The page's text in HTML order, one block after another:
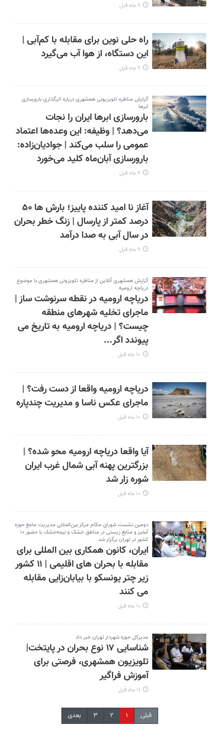
۹ ماه قبل
راه حلی نوین برای مقابله با کم‌آبی |
این دستگاه، از هوا آب می‌گیرد
۹ ماه قبل
گزارش مناظره تلویزیونی همشهری درباره اثرگذاری بارورسازی
ابرها
بارورسازی ابرها ایران را نجات
می‌دهد؟ | وظیفه: این وعده‌ها اعتماد
عمومی را سلب می‌کند | جوادیان‌زاده:
بارورسازی آبان‌ماه کلید می‌خورد
۹ ماه قبل
آغاز نا امید کننده پاییز؛ بارش‌ ها ۵۰
درصد کمتر از پارسال | زنگ خطر بحران
در سال آبی به صدا درآمد
۹ ماه قبل
گزارش همشهری آنلاین از مناظره تلویزونی همشهری با موضوع
دریاچه ارومیه
دریاچه ارومیه در نقطه سرنوشت ساز |
ماجرای تخلیه شهرهای منطقه
چیست؟ | دریاچه ارومیه به تاریخ می
پیوندد اگر...
۱۰ ماه قبل
دریاچه ارومیه واقعا از دست رفت؟ |
ماجرای عکس ناسا و مدیریت چندپاره
۱۰ ماه قبل
آیا واقعا دریاچه ارومیه محو شده؟ |
بزرگترین پهنه آبی شمال غرب ایران
شوره‌ زار شد
۱۰ ماه قبل
دومین نشست شورای حکام مرکز بین‌المللی مدیریت جامع حوزه
آبخیز و منابع زیستی در مناطق خشک و نیمه‌خشک با حضور ۱۰
کشور در تهران برگزار شد
ایران، کانون همکاری بین‌ المللی برای
مقابله با بحران‌ های اقلیمی | ۱۱ کشور
زیر چتر یونسکو با بیابان‌زایی مقابله
می‌ کنند
۱۰ ماه قبل
مدیرکل حوزه شهردار تهران خبر داد
شناسایی ۱۷ نوع بحران در پایتخت|
تلویزیون همشهری، فرصتی برای
آموزش فراگیر
۱۱ ماه قبل
قبلی ۱ ۲ ۳ بعدی